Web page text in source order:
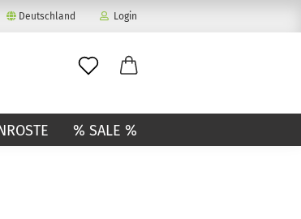
Deutschland Login
% SALE %